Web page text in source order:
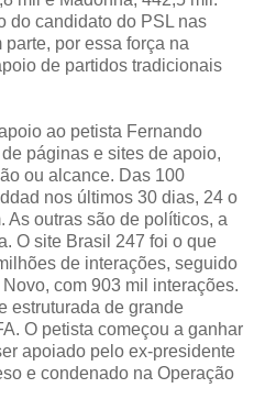
do candidato do PSL nas
por essa força na
de partidos tradicionais
ao petista Fernando
páginas e sites de apoio,
ou alcance. Das 100
nos últimos 30 dias, 24 o
As outras são de políticos, a
O site Brasil 247 foi o que
de interações, seguido
com 903 mil interações.
estruturada de grande
O petista começou a ganhar
apoiado pelo ex-presidente
e condenado na Operação